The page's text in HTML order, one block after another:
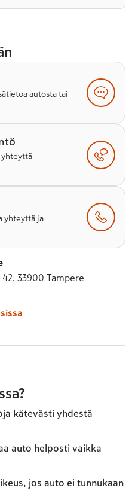
autosta tai
yhteyttä
yhteyttä ja
33900 Tampere
kätevästi yhdestä
auto helposti vaikka
jos auto ei tunnukaan